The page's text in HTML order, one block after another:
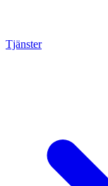
Tjänster